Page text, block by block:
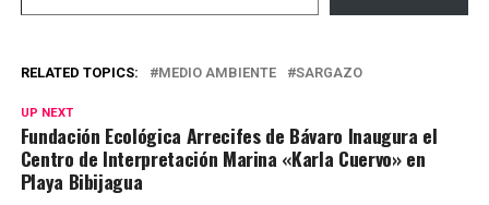
RELATED TOPICS: MEDIO AMBIENTE SARGAZO
UP NEXT
Fundación Ecológica Arrecifes de Bávaro Inaugura el
Centro de Interpretación Marina «Karla Cuervo» en
Playa Bibijagua